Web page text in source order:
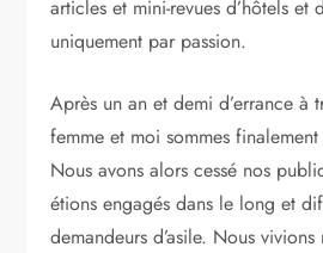
articles et mini-revues d’hôtels et
uniquement par passion.
Après un an et demi d’errance à
femme et moi sommes
Nous avons alors cessé nos
étions engagés dans le long et
demandeurs d’asile. Nous